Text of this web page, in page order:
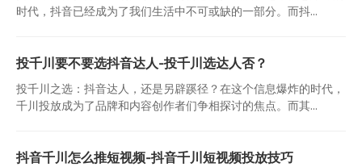
时代，抖音已经成为了我们生活中不可或缺的一部分。而抖...
投千川要不要选抖音达人-投千川选达人否？
投千川之选：抖音达人，还是另辟蹊径？在这个信息爆炸的时代，
千川投放成为了品牌和内容创作者们争相探讨的焦点。而其...
抖音千川怎么推短视频-抖音千川短视频投放技巧